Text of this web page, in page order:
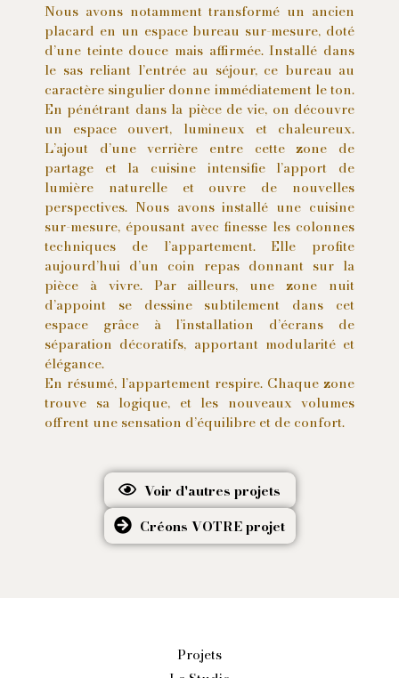
Voir d'autres projets
Créons VOTRE projet
Nous avons notamment transformé un ancien
placard en un espace bureau sur-mesure, doté
d’une teinte douce mais affirmée. Installé dans
le sas reliant l’entrée au séjour, ce bureau au
caractère singulier donne immédiatement le ton.
En pénétrant dans la pièce de vie, on découvre
un espace ouvert, lumineux et chaleureux.
L’ajout d’une verrière entre cette zone de
partage et la cuisine intensifie l’apport de
lumière naturelle et ouvre de nouvelles
perspectives. Nous avons installé une cuisine
sur-mesure, épousant avec finesse les colonnes
techniques de l’appartement. Elle profite
aujourd’hui d’un coin repas donnant sur la
pièce à vivre. Par ailleurs, une zone nuit
d’appoint se dessine subtilement dans cet
espace grâce à l’installation d’écrans de
séparation décoratifs, apportant modularité et
élégance.
En résumé, l’appartement respire. Chaque zone
trouve sa logique, et les nouveaux volumes
offrent une sensation d’équilibre et de confort.
Projets